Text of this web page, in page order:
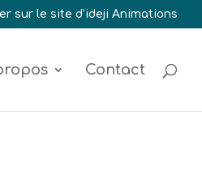
sur le site d’ideji Animations
Contact